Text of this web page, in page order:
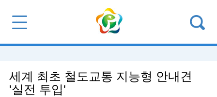
세계 최초 철도교통 지능형 안내견
'실전 투입'